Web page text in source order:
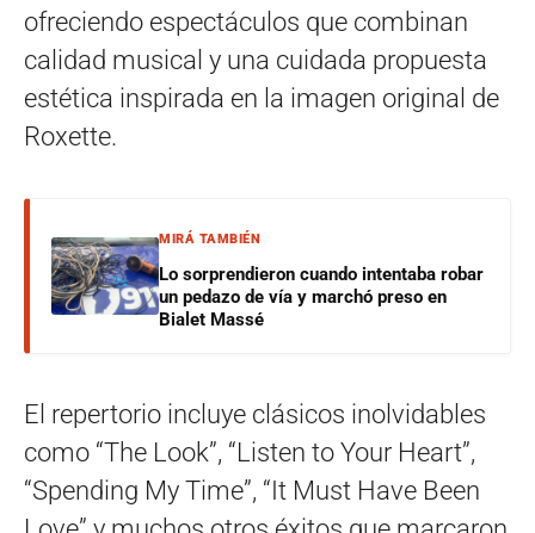
ofreciendo espectáculos que combinan
calidad musical y una cuidada propuesta
estética inspirada en la imagen original de
Roxette.
MIRÁ TAMBIÉN
Lo sorprendieron cuando intentaba robar
un pedazo de vía y marchó preso en
Bialet Massé
El repertorio incluye clásicos inolvidables
como “The Look”, “Listen to Your Heart”,
“Spending My Time”, “It Must Have Been